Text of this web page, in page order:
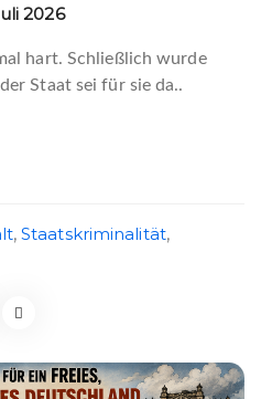
2026
hart. Schließlich wurde
Staat sei für sie da..
,Staatskriminalität,